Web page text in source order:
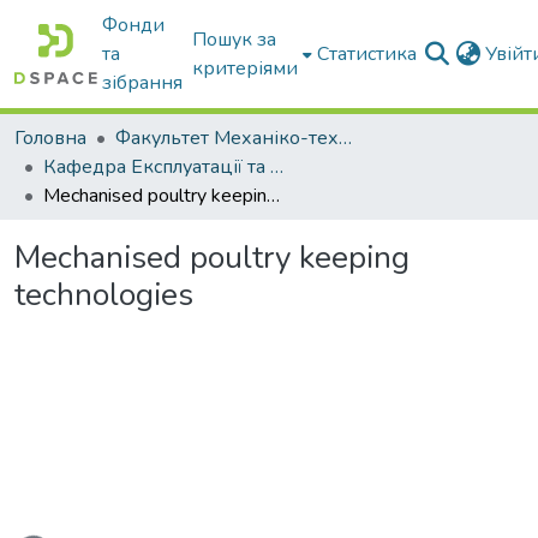
Фонди
та
зібрання
Пошук за
критеріями
Статистика
Головна
Факультет Механіко-технологічний
Кафедра Експлуатації та технічного сервісу машин
Mechanised poultry keeping technologies
Mechanised poultry keeping
technologies